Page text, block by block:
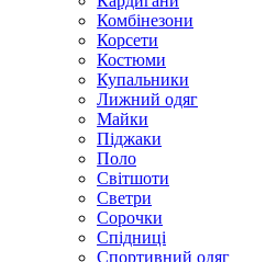
Комбінезони
Корсети
Костюми
Купальники
Лижний одяг
Майки
Піджаки
Поло
Світшоти
Светри
Сорочки
Спідниці
Спортивний одяг